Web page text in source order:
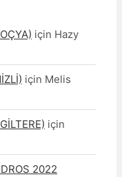
için Hazy
için Melis
için
2022